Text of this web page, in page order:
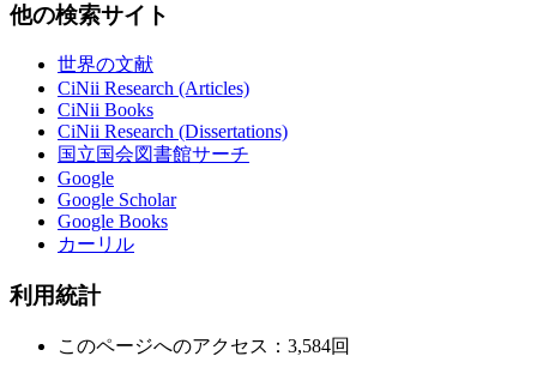
他の検索サイト
世界の文献
CiNii Research (Articles)
CiNii Books
CiNii Research (Dissertations)
国立国会図書館サーチ
Google
Google Scholar
Google Books
カーリル
利用統計
このページへのアクセス：3,584回